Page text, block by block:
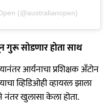
(@australianopen)
गुरू सोडणार होता साथ
आर्यनाचा प्रशिक्षक अँटोन
व्हिडिओही व्हायरल झाला
नंतर खुलासा केला होता.